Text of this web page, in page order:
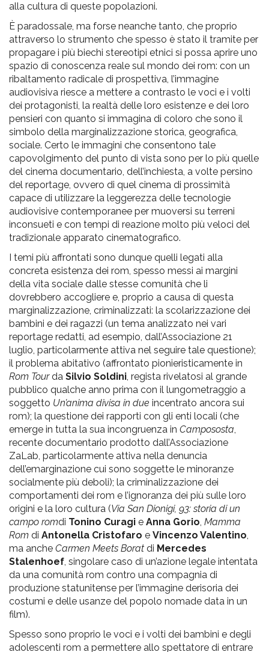
alla cultura di queste popolazioni.
È paradossale, ma forse neanche tanto, che proprio
attraverso lo strumento che spesso è stato il tramite per
propagare i più biechi stereotipi etnici si possa aprire uno
spazio di conoscenza reale sul mondo dei rom: con un
ribaltamento radicale di prospettiva, l’immagine
audiovisiva riesce a mettere a contrasto le voci e i volti
dei protagonisti, la realtà delle loro esistenze e dei loro
pensieri con quanto si immagina di coloro che sono il
simbolo della marginalizzazione storica, geografica,
sociale. Certo le immagini che consentono tale
capovolgimento del punto di vista sono per lo più quelle
del cinema documentario, dell’inchiesta, a volte persino
del reportage, ovvero di quel cinema di prossimità
capace di utilizzare la leggerezza delle tecnologie
audiovisive contemporanee per muoversi su terreni
inconsueti e con tempi di reazione molto più veloci del
tradizionale apparato cinematografico.
I temi più affrontati sono dunque quelli legati alla
concreta esistenza dei rom, spesso messi ai margini
della vita sociale dalle stesse comunità che li
dovrebbero accogliere e, proprio a causa di questa
marginalizzazione, criminalizzati: la scolarizzazione dei
bambini e dei ragazzi (un tema analizzato nei vari
reportage redatti, ad esempio, dall’Associazione 21
luglio, particolarmente attiva nel seguire tale questione);
il problema abitativo (affrontato pionieristicamente in
Rom Tourda Silvio Soldini, regista rivelatosi al grande
pubblico qualche anno prima con il lungometraggio a
soggetto Un’anima divisa in due incentrato ancora sui
rom); la questione dei rapporti con gli enti locali (che
emerge in tutta la sua incongruenza in Campososta,
recente documentario prodotto dall’Associazione
ZaLab, particolarmente attiva nella denuncia
dell’emarginazione cui sono soggette le minoranze
socialmente più deboli); la criminalizzazione dei
comportamenti dei rom e l’ignoranza dei più sulle loro
origini e la loro cultura (Via San Dionigi, 93: storia di un
campo romdi Tonino Curagi e Anna Gorio, Mamma
Rom di Antonella Cristofaro e Vincenzo Valentino,
ma anche Carmen Meets Borat di Mercedes
Stalenhoef, singolare caso di un’azione legale intentata
da una comunità rom contro una compagnia di
produzione statunitense per l’immagine derisoria dei
costumi e delle usanze del popolo nomade data in un
film).
Spesso sono proprio le voci e i volti dei bambini e degli
adolescenti rom a permettere allo spettatore di entrare